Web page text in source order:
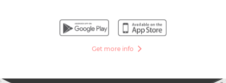
Get more info